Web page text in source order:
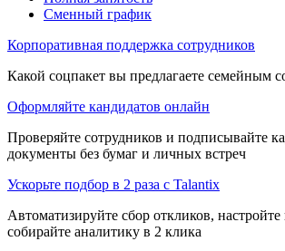
Сменный график
Корпоративная поддержка сотрудников
Какой соцпакет вы предлагаете семейным
Оформляйте кандидатов онлайн
Проверяйте сотрудников и подписывайте
документы без бумаг и личных встреч
Ускорьте подбор в 2 раза с Talantix
Автоматизируйте сбор откликов, настройте
собирайте аналитику в 2 клика